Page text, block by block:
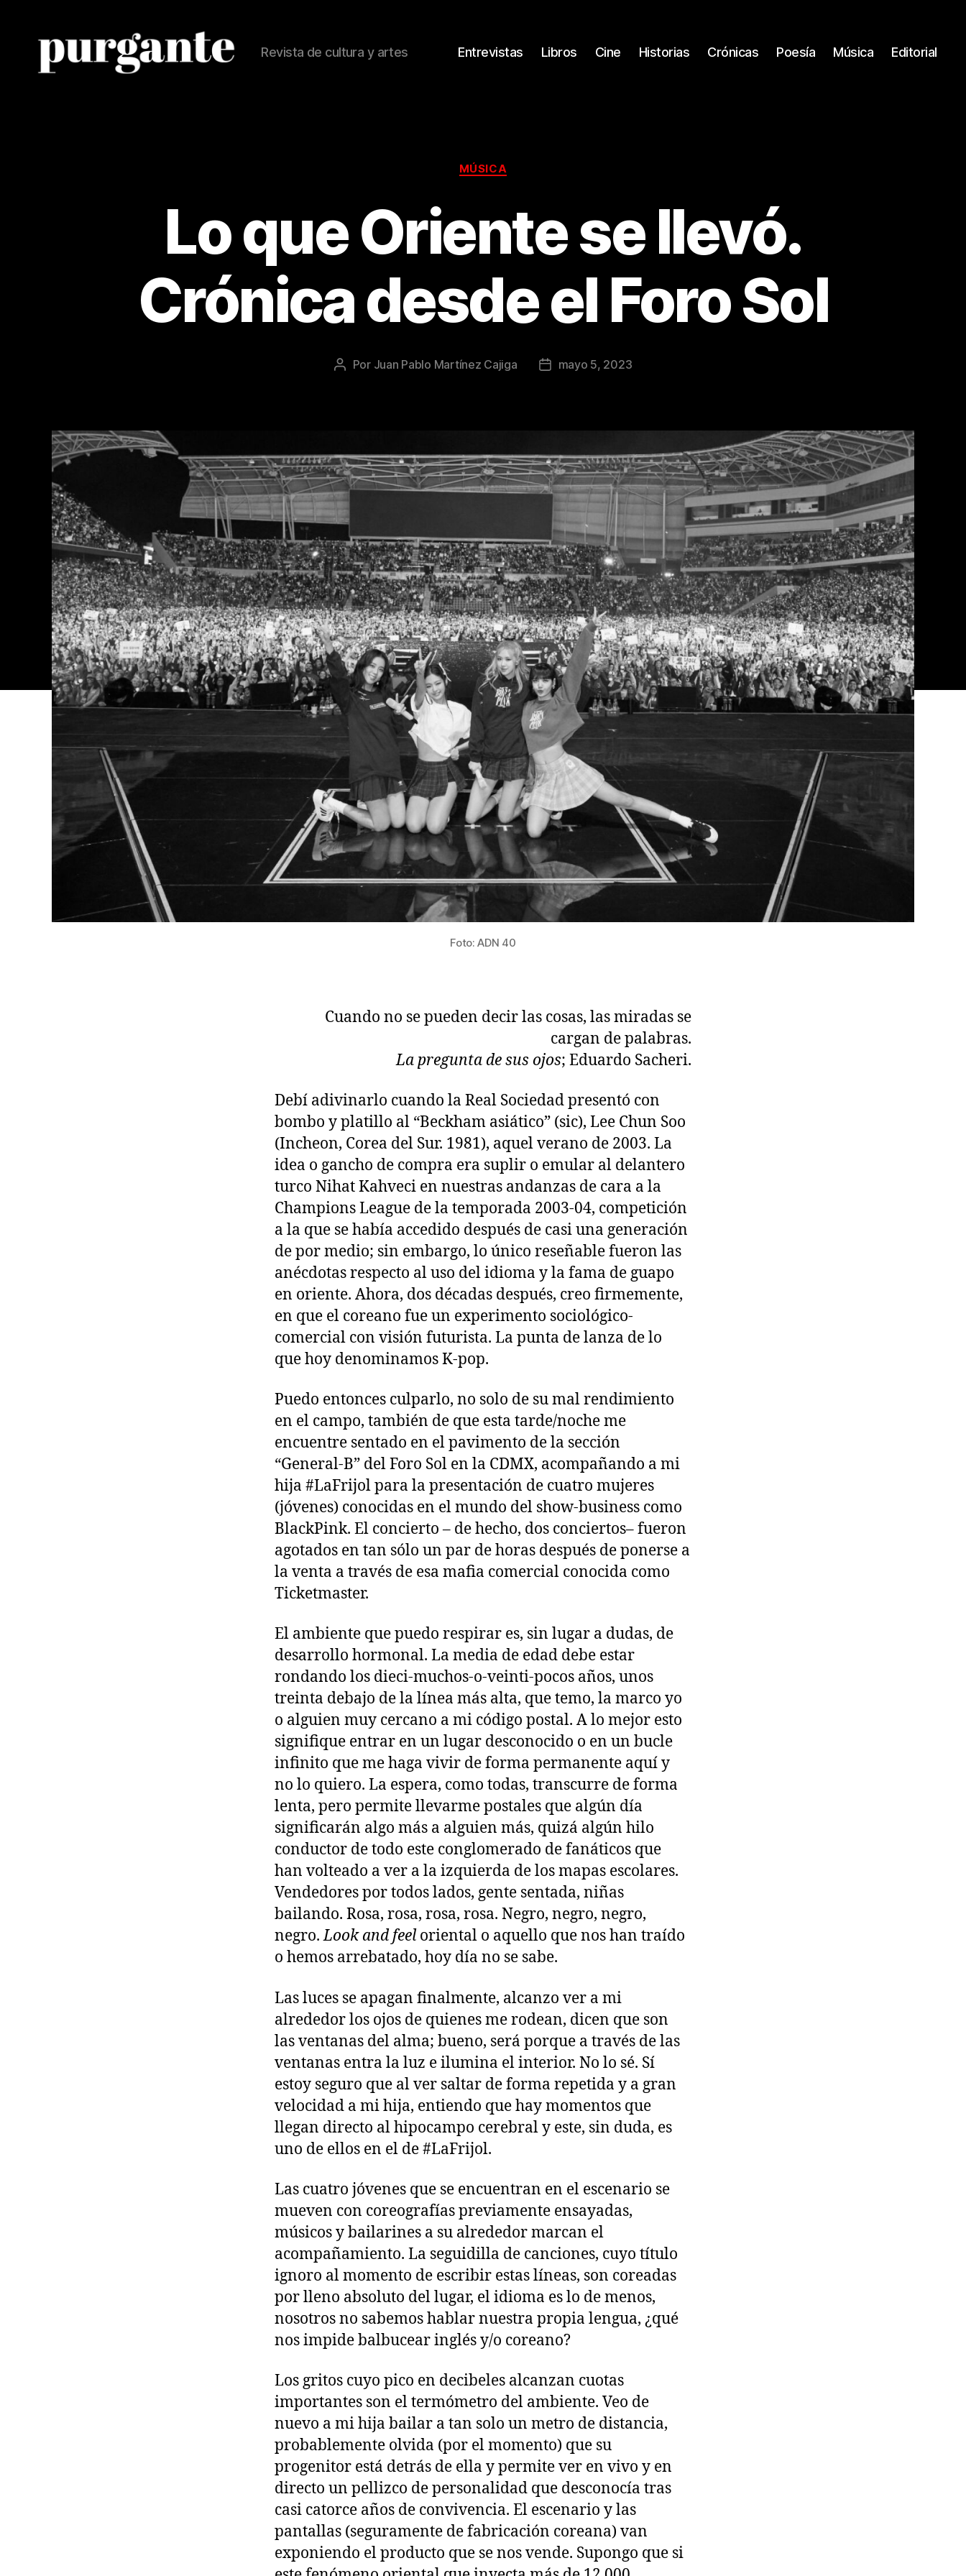
Revista de cultura y artes Entrevistas Libros Cine Historias Crónicas Poesía Música Editorial
Categorías
MÚSICA
Lo que Oriente se llevó.
Crónica desde el Foro Sol
Autor
Por Juan Pablo Martínez Cajiga
Fechamayo 5, 2023
Foto: ADN 40
Cuando no se pueden decir las cosas, las miradas se
cargan de palabras.
La pregunta de sus ojos; Eduardo Sacheri.
Debí adivinarlo cuando la Real Sociedad presentó con
bombo y platillo al “Beckham asiático” (sic), Lee Chun Soo
(Incheon, Corea del Sur. 1981), aquel verano de 2003. La
idea o gancho de compra era suplir o emular al delantero
turco Nihat Kahveci en nuestras andanzas de cara a la
Champions League de la temporada 2003-04, competición
a la que se había accedido después de casi una generación
de por medio; sin embargo, lo único reseñable fueron las
anécdotas respecto al uso del idioma y la fama de guapo
en oriente. Ahora, dos décadas después, creo firmemente,
en que el coreano fue un experimento sociológico-
comercial con visión futurista. La punta de lanza de lo
que hoy denominamos K-pop.
Puedo entonces culparlo, no solo de su mal rendimiento
en el campo, también de que esta tarde/noche me
encuentre sentado en el pavimento de la sección
“General-B” del Foro Sol en la CDMX, acompañando a mi
hija #LaFrijol para la presentación de cuatro mujeres
(jóvenes) conocidas en el mundo del show-business como
BlackPink. El concierto – de hecho, dos conciertos– fueron
agotados en tan sólo un par de horas después de ponerse a
la venta a través de esa mafia comercial conocida como
Ticketmaster.
El ambiente que puedo respirar es, sin lugar a dudas, de
desarrollo hormonal. La media de edad debe estar
rondando los dieci-muchos-o-veinti-pocos años, unos
treinta debajo de la línea más alta, que temo, la marco yo
o alguien muy cercano a mi código postal. A lo mejor esto
signifique entrar en un lugar desconocido o en un bucle
infinito que me haga vivir de forma permanente aquí y
no lo quiero. La espera, como todas, transcurre de forma
lenta, pero permite llevarme postales que algún día
significarán algo más a alguien más, quizá algún hilo
conductor de todo este conglomerado de fanáticos que
han volteado a ver a la izquierda de los mapas escolares.
Vendedores por todos lados, gente sentada, niñas
bailando. Rosa, rosa, rosa, rosa. Negro, negro, negro,
negro.Look and feel oriental o aquello que nos han traído
o hemos arrebatado, hoy día no se sabe.
Las luces se apagan finalmente, alcanzo ver a mi
alrededor los ojos de quienes me rodean, dicen que son
las ventanas del alma; bueno, será porque a través de las
ventanas entra la luz e ilumina el interior. No lo sé. Sí
estoy seguro que al ver saltar de forma repetida y a gran
velocidad a mi hija, entiendo que hay momentos que
llegan directo al hipocampo cerebral y este, sin duda, es
uno de ellos en el de #LaFrijol.
Las cuatro jóvenes que se encuentran en el escenario se
mueven con coreografías previamente ensayadas,
músicos y bailarines a su alrededor marcan el
acompañamiento. La seguidilla de canciones, cuyo título
ignoro al momento de escribir estas líneas, son coreadas
por lleno absoluto del lugar, el idioma es lo de menos,
nosotros no sabemos hablar nuestra propia lengua, ¿qué
nos impide balbucear inglés y/o coreano?
Los gritos cuyo pico en decibeles alcanzan cuotas
importantes son el termómetro del ambiente. Veo de
nuevo a mi hija bailar a tan solo un metro de distancia,
probablemente olvida (por el momento) que su
progenitor está detrás de ella y permite ver en vivo y en
directo un pellizco de personalidad que desconocía tras
casi catorce años de convivencia. El escenario y las
pantallas (seguramente de fabricación coreana) van
exponiendo el producto que se nos vende. Supongo que si